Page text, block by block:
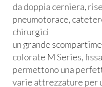
da doppia cerniera,
pneumotorace,
chirurgici
un grande
colorate M Series,
permettono una
varie attrezzature per